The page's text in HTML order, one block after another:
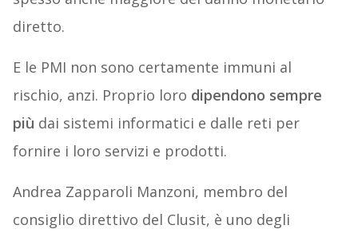
diretto.
E le PMI non sono certamente immuni al
rischio, anzi. Proprio loro dipendono sempre
più dai sistemi informatici e dalle reti per
fornire i loro servizi e prodotti.
Andrea Zapparoli Manzoni, membro del
consiglio direttivo del Clusit, è uno degli